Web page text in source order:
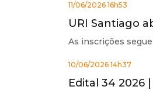
11/06/2026 16h53
URI Santiago
As inscrições
10/06/2026 14h37
Edital 34 2026